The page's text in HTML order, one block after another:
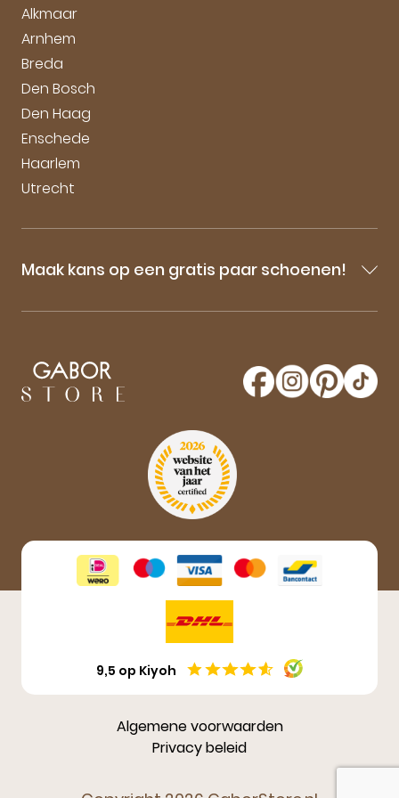
Alkmaar
Arnhem
Breda
Den Bosch
Den Haag
Enschede
Haarlem
Utrecht
Vacatures
Maak kans op een gratis paar schoenen!
Blijf op de hoogte van onze sale-aankondigingen,
maak kans op een gratis paar Gabor schoenen!
Aanmelden
9,5 op Kiyoh
Algemene voorwaarden
Privacy beleid